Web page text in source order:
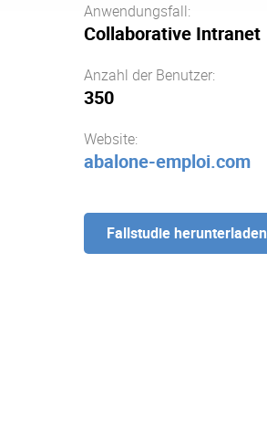
Anwendungsfall:
Collaborative Intranet
Anzahl der Benutzer:
350
Website:
abalone-emploi.com
Fallstudie herunterladen